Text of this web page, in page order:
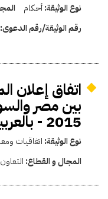
نوع الوثيقة:أحكام
رقم الوثيقة/رقم الدعوى:
اتفاق إعلان
بين مصر
2015 - بالعربية والإنجليزية
نوع الوثيقة: اتفاقيات
المجال و القطاع: